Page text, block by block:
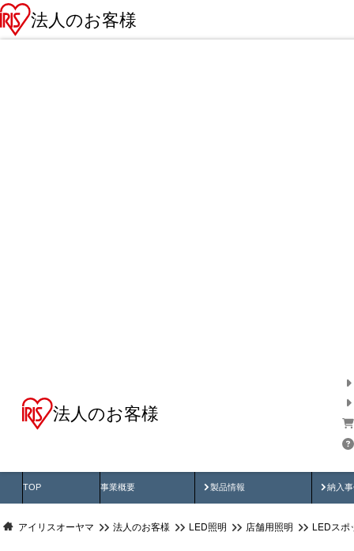
法人のお客様
法人のお客様
TOP 事業概要 製品情報
製品動画 納入
納
アイリスオーヤマ 法人のお客様 LED照明 店舗用照明 LEDスポ